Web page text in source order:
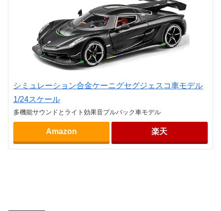
シミュレーション合金ケーニグセグジェスコ車モデル
1/24スケール
多機能サウンドとライト効果音プルバック車モデル
Amazon 楽天